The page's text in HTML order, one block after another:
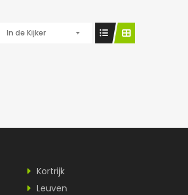
In de Kijker
Kortrijk
Leuven